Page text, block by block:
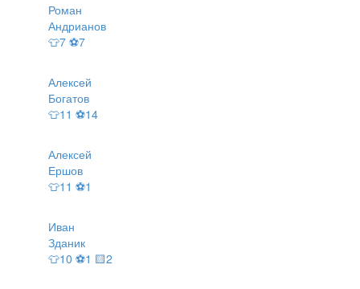
Роман
Андрианов
👕7 ⚽7
Алексей
Богатов
👕11 ⚽14
Алексей
Ершов
👕11 ⚽1
Иван
Зданик
👕10 ⚽1 🟨2